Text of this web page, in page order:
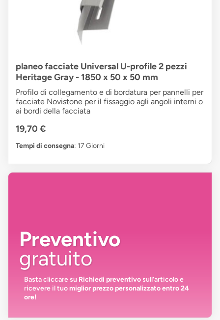
planeo facciate Universal U-profile 2 pezzi
Heritage Gray - 1850 x 50 x 50 mm
Profilo di collegamento e di bordatura per pannelli per
facciate Novistone per il fissaggio agli angoli interni o
ai bordi della facciata
19,70 €
Tempi di consegna: 17 Giorni
Preventivo
gratuito
Basta cliccare su Richiedi preventivosull’articolo e
ricevere il tuomiglior prezzo personalizzato entro 24
ore!